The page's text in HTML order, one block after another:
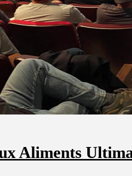
Aliments